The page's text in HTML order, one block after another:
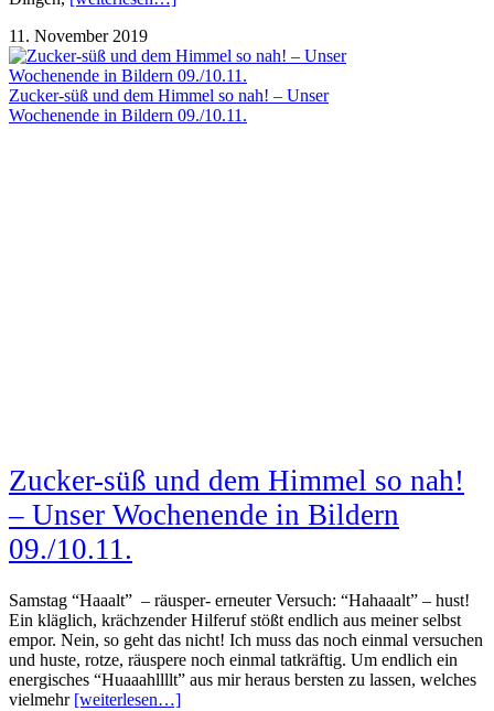
11. November 2019
Zucker-süß und dem Himmel so nah! – Unser
Wochenende in Bildern 09./10.11.
Zucker-süß und dem Himmel so nah!
– Unser Wochenende in Bildern
09./10.11.
Samstag “Haaalt” – räusper- erneuter Versuch: “Hahaaalt” – hust!
Ein kläglich, krächzender Hilferuf stößt endlich aus meiner selbst
empor. Nein, so geht das nicht! Ich muss das noch einmal versuchen
und huste, rotze, räuspere noch einmal tatkräftig. Um endlich ein
energisches “Huaaahllllt” aus mir heraus bersten zu lassen, welches
vielmehr [weiterlesen…]